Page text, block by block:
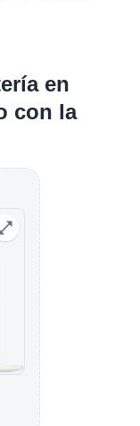
en
con la